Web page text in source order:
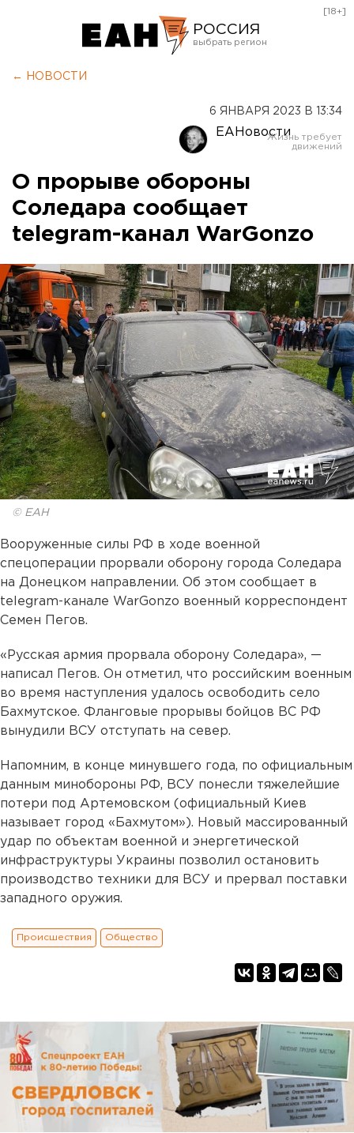
РОССИЯ
Оренбург
[18+]
← НОВОСТИ
6 ЯНВАРЯ 2023 В 13:34
ЕАНовости
О прорыве обороны
Соледара сообщает
telegram-канал WarGonzo
© ЕАН
Вооруженные силы РФ в ходе военной
спецоперации прорвали оборону города Соледара
на Донецком направлении. Об этом сообщает в
telegram-канале WarGonzo военный корреспондент
Семен Пегов.
«Русская армия прорвала оборону Соледара», —
написал Пегов. Он отметил, что российским военным
во время наступления удалось освободить село
Бахмутское. Фланговые прорывы бойцов ВС РФ
вынудили ВСУ отступать на север.
Напомним, в конце минувшего года, по официальным
данным минобороны РФ, ВСУ понесли тяжелейшие
потери под Артемовском (официальный Киев
называет город «Бахмутом»). Новый массированный
удар по объектам военной и энергетической
инфраструктуры Украины позволил остановить
производство техники для ВСУ и прервал поставки
западного оружия.
Происшествия Общество